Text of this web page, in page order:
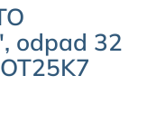
odpad 32